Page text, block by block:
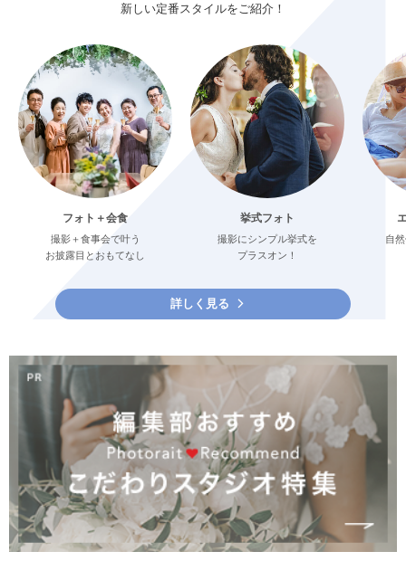
新しい定番スタイルをご紹介！
フォト＋会食
撮影＋食事会で叶う
お披露目とおもてなし
挙式フォト
撮影にシンプル挙式を
プラスオン！
自
詳しく見る